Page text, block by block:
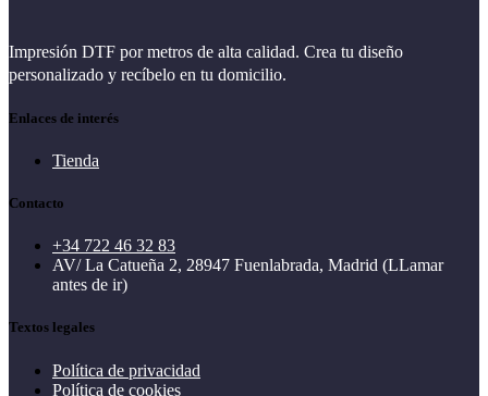
Impresión DTF por metros de alta calidad. Crea tu diseño
personalizado y recíbelo en tu domicilio.
Enlaces de interés
Tienda
Contacto
+34 722 46 32 83
AV/ La Catueña 2, 28947 Fuenlabrada, Madrid (LLamar
antes de ir)
Textos legales
Política de privacidad
Política de cookies